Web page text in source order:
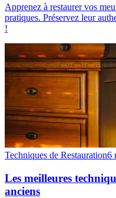
Apprenez à restaurer vos
pratiques. Préservez leur
!
Techniques de Restauration6
Les meilleures
anciens